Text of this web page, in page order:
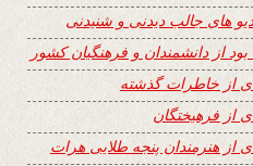
های جالب دیدنی و شنیدنی
بود از دانشمندان و فرهنگیان کشور
از خاطرات گذشته
از فرهیختگان
از هنرمندان پنجه طلایی هرات